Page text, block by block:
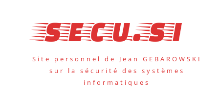
secu.si
Site personnel de Jean GEBAROWSKI
sur la sécurité des systèmes
informatiques